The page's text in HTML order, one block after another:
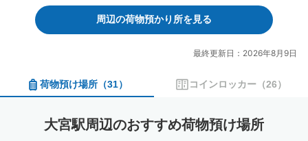
forward
interact
calendar
and
date.
backward
to
interact
calendar
and
a
date.
周辺の荷物預かり所を見る
最終更新日：2026年8月9日
荷物預け場所 （31） コインロッカー （26）
大宮駅周辺のおすすめ荷物預け場所